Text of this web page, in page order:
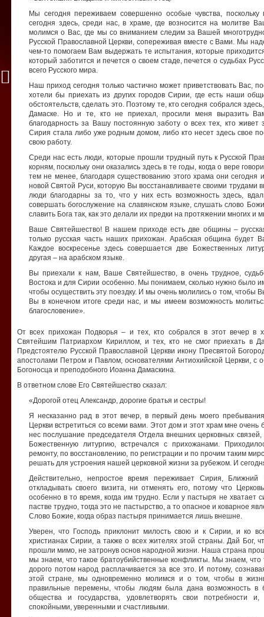
Мы сегодня переживаем совершенно особые чувства,
сегодня здесь, среди нас, в храме, где возносится на молитве
молимся о Вас, где мы со вниманием следим за Вашей
Русской Православной Церкви, сопереживая вместе с Вами. Мы
чем-то помогаем Вам выдержать те испытания, которые
который заботится и печется о своем стаде, печется о судьбах
всего Русского мира.
Наш приход сегодня только частично может приветствовать Вас,
хотели бы приехать из других городов Сирии, где есть наши
обстоятельств, сделать это. Поэтому те, кто сегодня собрался
Дамаске. Но и те, кто не приехал, просили меня выразить
благодарность за Вашу постоянную заботу о всех тех, кто живет
Сирия стала либо уже родным домом, либо кто несет здесь свое
свою работу.
Среди нас есть люди, которые прошли трудный путь к Русской
корням, поскольку они оказались здесь в те годы, когда о вере
тем не менее, благодаря существованию этого храма они сегодня
новой Святой Руси, которую Вы восстанавливаете своими трудами
люди благодарны за то, что у них есть возможность здесь,
совершать богослужение на славянском языке, слушать слово
славить Бога так, как это делали их предки на протяжении многих и
Ваше Святейшество! В нашем приходе есть две общины –
только русская часть наших прихожан. Арабская община будет
Каждое воскресенье здесь совершается две Божественных
другая – на арабском языке.
Вы приехали к нам, Ваше Святейшество, в очень трудное,
Востока и для Сирии особенно. Мы понимаем, сколько нужно было
чтобы осуществить эту поездку. И мы очень молились о том, чтобы
Вы в конечном итоге среди нас, и мы имеем возможность
благословение».
От всех прихожан Подворья – и тех, кто собрался в этот вечер в
Святейшим Патриархом Кириллом, и тех, кто не смог приехать в
Предстоятелю Русской Православной Церкви икону Пресвятой
апостолами Петром и Павлом, основателями Антиохийской Церкви, с
Богоносца и преподобного Иоанна Дамаскина.
В ответном слове Его Святейшество сказал:
«Дорогой отец Александр, дорогие братья и сестры!
Я несказанно рад в этот вечер, в первый день моего
Церкви встретиться со всеми вами. Этот дом и этот храм мне очень
нес послушание председателя Отдела внешних церковных
Божественную литургию, встречался с прихожанами.
ремонту, по восстановлению, по регистрации и по прочим таким
решать для устроения нашей церковной жизни за рубежом. И
Действительно, непростое время переживает Сирия,
откладывать своего визита, ни отменять его, потому что
особенно в то время, когда им трудно. Если у пастыря не хватает
пастве трудно, тогда это не пастырство, а то опасное и коварное
Слово Божие, когда образ пастыря принимается лишь внешне.
Уверен, что Господь приклонит милость свою и к Сирии, и ко
христианах Сирии, а также о всех жителях этой страны. Дай Бог,
прошли мимо, не затронув основ народной жизни. Наша страна
мы знаем, что такое братоубийственные конфликты. Мы знаем, что
дорого потом народ расплачивается за все это. И потому,
этой стране, мы одновременно молимся и о том, чтобы в
правильные перемены, чтобы людям была дана возможность в
общества и государства, удовлетворять свои потребности
спокойными, уверенными и счастливыми.